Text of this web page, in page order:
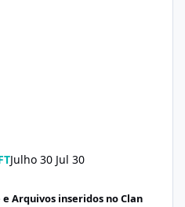
Julho 30 Jul 30
Engineering Rom
Arquivos inseridos no Clan